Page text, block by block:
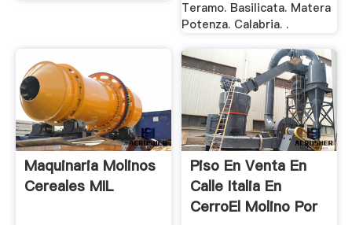
Teramo. Basilicata. Matera
Potenza. Calabria. .
Maquinaria Molinos
Cereales MIL
Piso En Venta En
Calle Italia En
CerroEl Molino Por